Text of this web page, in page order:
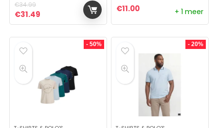
€34.99
Oorspronkelijke prijs was: €34.99.
€31.49 Huidige prijs is: €31.49.
€11.00 + 1 meer
- 50% - 20%